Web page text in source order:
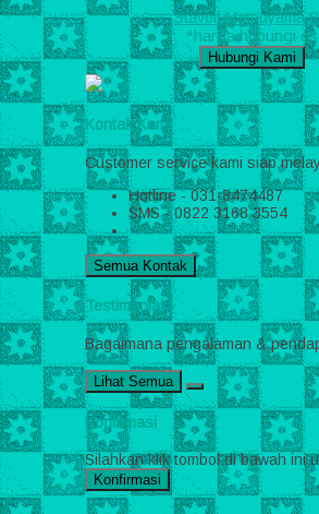
Stavolt Matsuyama
*harga hubungi cs
Hubungi Kami
Kontak Kami
Customer service kami siap
Hotline - 031-8474487
SMS - 0822 3168 3554
Semua Kontak
Testimonial
Bagaimana pengalaman &
Lihat Semua
Konfirmasi
Silahkan klik tombol di bawah ini
Konfirmasi